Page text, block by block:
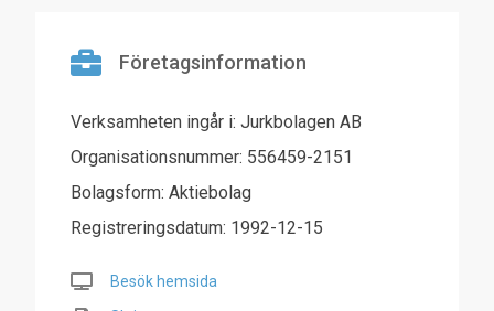
Företagsinformation
Verksamheten ingår i: Jurkbolagen AB
Organisationsnummer: 556459-2151
Bolagsform: Aktiebolag
Registreringsdatum: 1992-12-15
Besök hemsida